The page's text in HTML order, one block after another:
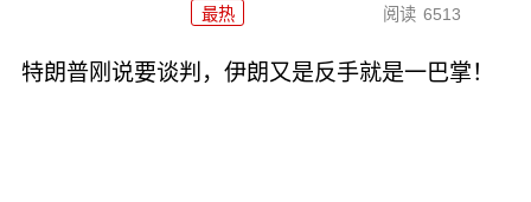
最热 阅读 6513
特朗普刚说要谈判，伊朗又是反手就是一巴掌！